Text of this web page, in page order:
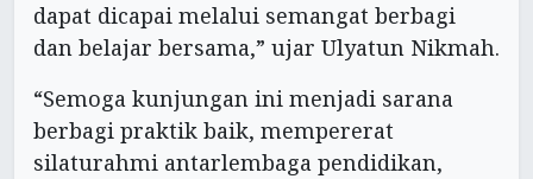
dapat dicapai melalui semangat berbagi
dan belajar bersama,” ujar Ulyatun Nikmah.
“Semoga kunjungan ini menjadi sarana
berbagi praktik baik, mempererat
silaturahmi antarlembaga pendidikan,